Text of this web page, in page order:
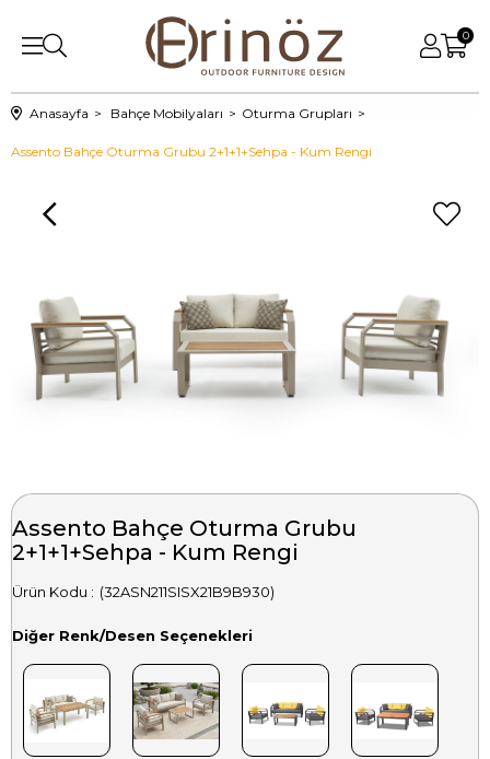
0
Anasayfa Bahçe Mobilyaları Oturma Grupları
Assento Bahçe Oturma Grubu 2+1+1+Sehpa - Kum Rengi
Assento Bahçe Oturma Grubu
2+1+1+Sehpa - Kum Rengi
(32ASN211SISX21B9B930)
Diğer Renk/Desen Seçenekleri